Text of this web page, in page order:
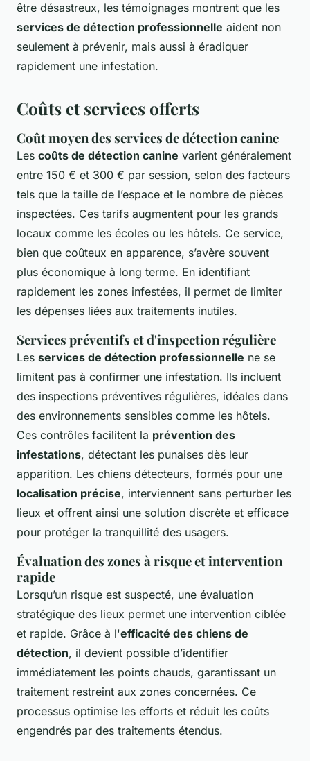
être désastreux, les témoignages montrent que les
services de détection professionnelle aident non
seulement à prévenir, mais aussi à éradiquer
rapidement une infestation.
Coûts et services offerts
Coût moyen des services de détection canine
Les coûts de détection canine varient généralement
entre 150 € et 300 € par session, selon des facteurs
tels que la taille de l’espace et le nombre de pièces
inspectées. Ces tarifs augmentent pour les grands
locaux comme les écoles ou les hôtels. Ce service,
bien que coûteux en apparence, s’avère souvent
plus économique à long terme. En identifiant
rapidement les zones infestées, il permet de limiter
les dépenses liées aux traitements inutiles.
Services préventifs et d'inspection régulière
Les services de détection professionnelle ne se
limitent pas à confirmer une infestation. Ils incluent
des inspections préventives régulières, idéales dans
des environnements sensibles comme les hôtels.
Ces contrôles facilitent la prévention des
infestations, détectant les punaises dès leur
apparition. Les chiens détecteurs, formés pour une
localisation précise, interviennent sans perturber les
lieux et offrent ainsi une solution discrète et efficace
pour protéger la tranquillité des usagers.
Évaluation des zones à risque et intervention
rapide
Lorsqu’un risque est suspecté, une évaluation
stratégique des lieux permet une intervention ciblée
et rapide. Grâce à l'efficacité des chiens de
détection, il devient possible d’identifier
immédiatement les points chauds, garantissant un
traitement restreint aux zones concernées. Ce
processus optimise les efforts et réduit les coûts
engendrés par des traitements étendus.